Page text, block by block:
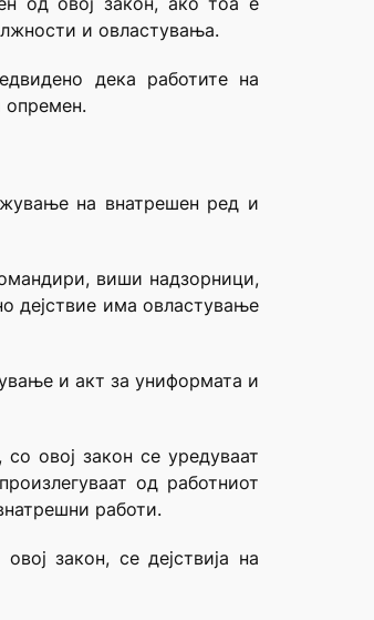
и овластувања.
дека работите на
опремен.
на внатрешен ред и
виши надзорници,
дејствие има овластување
и акт за униформата и
овој закон се уредуваат
од работниот
работи.
закон, се дејствија на